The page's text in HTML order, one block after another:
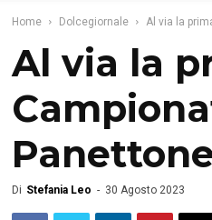
Home Dolcegiornale Al via la
Al via la
Di Stefania Leo - 30 Agosto 2023